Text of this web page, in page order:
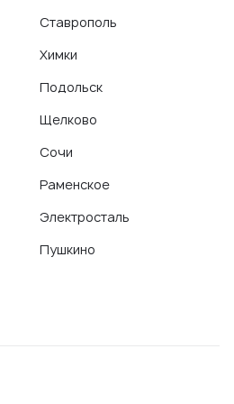
Ставрополь
Химки
Подольск
Щелково
Сочи
Раменское
Электросталь
Пушкино